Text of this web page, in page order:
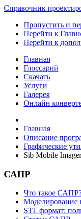
Справочник
Пропустить и
Перейти к
Перейти к
Главная
Глоссарий
Скачать
Услуги
Галерея
Онлайн
Главная
Описание
Графические
Sib Mobile Imager
САПР
Что такое
STL формат: